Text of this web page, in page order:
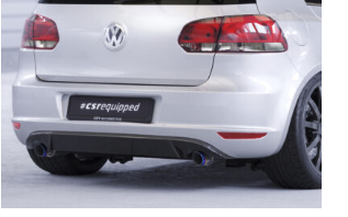
Ajouter
à la
wishlist